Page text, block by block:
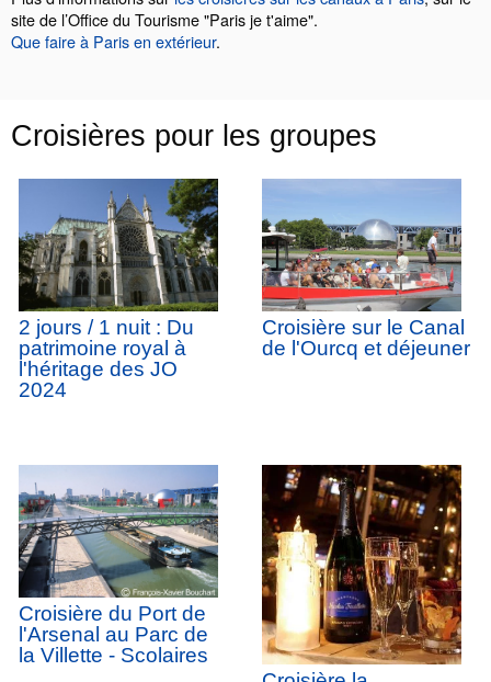
site de l’Office du Tourisme "Paris je t'aime".
Que faire à Paris en extérieur.
Croisières pour les groupes
2 jours / 1 nuit : Du
patrimoine royal à
l'héritage des JO
2024
Croisière sur le Canal
de l'Ourcq et déjeuner
Croisière du Port de
l'Arsenal au Parc de
la Villette - Scolaires